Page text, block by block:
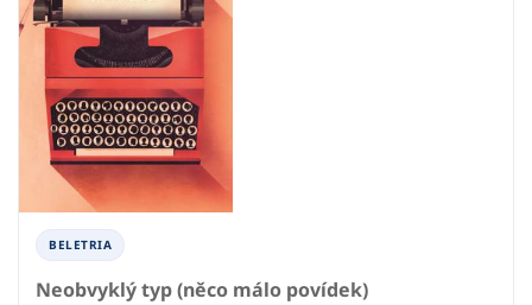
BELETRIA
Neobvyklý typ (něco málo povídek)